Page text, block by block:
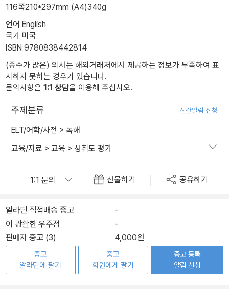
116쪽210*297mm (A4)340g
언어 English
국가 미국
ISBN 9780838442814
(종수가 많은) 외서는 해외거래처에서 제공하는 정보가 부족하여 표
시하지 못하는 경우가 있습니다.
문의사항은 1:1 상담을 이용해 주십시오.
주제분류 신간알림 신청
ELT/어학/사전 > 독해
교육/자료 > 교육 > 성취도 평가
선물하기 공유하기
알라딘 직접배송 중고
-
이 광활한 우주점
-
판매자 중고 (3)
4,000원
중고
알라딘에 팔기
중고
회원에게 팔기
중고 등록
알림 신청